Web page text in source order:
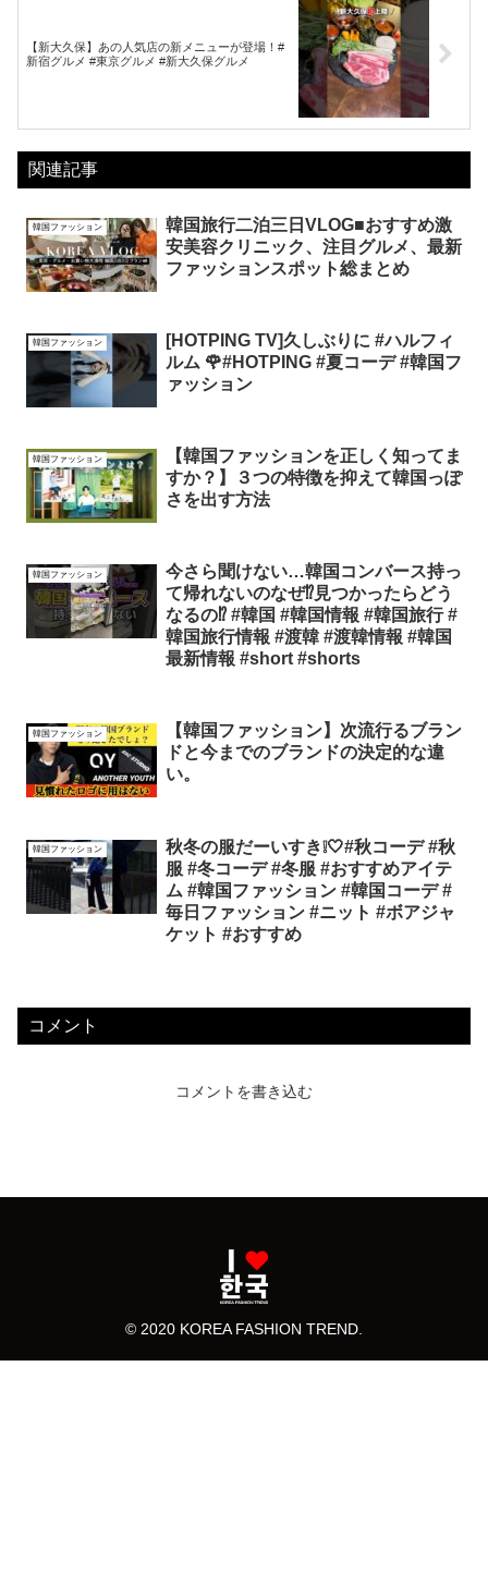
【新大久保】あの人気店の新メニューが登場！#
新宿グルメ #東京グルメ #新大久保グルメ
関連記事
韓国ファッション
韓国旅行二泊三日VLOG■おすすめ激
安美容クリニック、注目グルメ、最新
ファッションスポット総まとめ
韓国ファッション
[HOTPING TV]久しぶりに #ハルフィ
ルム 🌹#HOTPING #夏コーデ #韓国フ
ァッション
韓国ファッション
【韓国ファッションを正しく知ってま
すか？】３つの特徴を抑えて韓国っぽ
さを出す方法
韓国ファッション
今さら聞けない…韓国コンバース持っ
て帰れないのなぜ⁉️見つかったらどう
なるの⁉️ #韓国 #韓国情報 #韓国旅行 #
韓国旅行情報 #渡韓 #渡韓情報 #韓国
最新情報 #short #shorts
韓国ファッション
【韓国ファッション】次流行るブラン
ドと今までのブランドの決定的な違
い。
韓国ファッション
秋冬の服だーいすき❕🤍#秋コーデ #秋
服 #冬コーデ #冬服 #おすすめアイテ
ム #韓国ファッション #韓国コーデ #
毎日ファッション #ニット #ボアジャ
ケット #おすすめ
コメント
コメントを書き込む
© 2020 KOREA FASHION TREND.